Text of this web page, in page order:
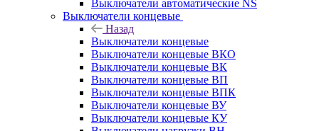
Выключатели автоматические NS
Выключатели концевые
Назад
Выключатели концевые
Выключатели концевые ВКО
Выключатели концевые ВК
Выключатели концевые ВП
Выключатели концевые ВПК
Выключатели концевые ВУ
Выключатели концевые КУ